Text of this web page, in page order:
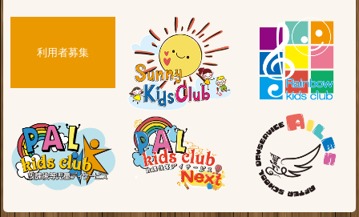
利用者募集